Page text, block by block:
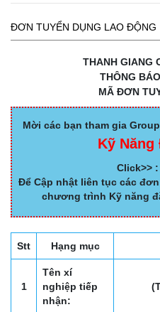
ĐƠN TUYỂN DỤNG LAO ĐỘNG
THANH GIANG
THÔNG
MÃ ĐƠN
Mời các bạn tham gia
Kỹ
Click>> :
Để Cập nhật liên tục các
chương trình Kỹ năng
Stt Hạng mục
1
Tên xí
nghiệp tiếp
nhận: